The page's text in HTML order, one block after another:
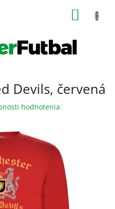
Devils, červená
hodnotenia